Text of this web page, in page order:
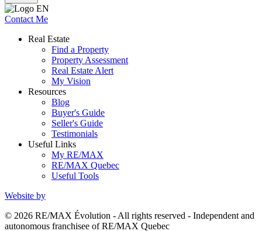
Contact Me
Real Estate
Find a Property
Property Assessment
Real Estate Alert
My Vision
Resources
Blog
Buyer's Guide
Seller's Guide
Testimonials
Useful Links
My RE/MAX
RE/MAX Quebec
Useful Tools
Website by
© 2026 RE/MAX Évolution - All rights reserved - Independent and
autonomous franchisee of RE/MAX Quebec